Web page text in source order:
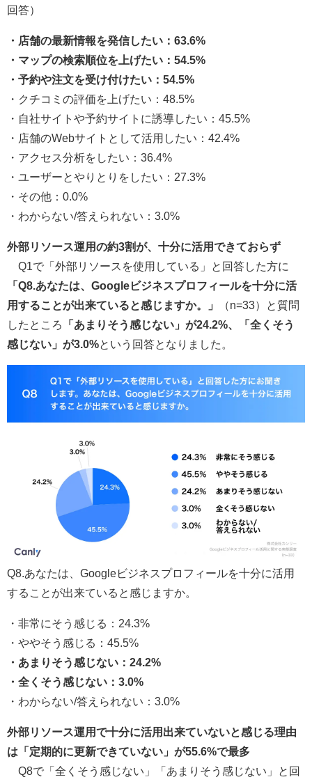
回答）
・店舗の最新情報を発信したい：63.6%
・マップの検索順位を上げたい：54.5%
・予約や注文を受け付けたい：54.5%
・クチコミの評価を上げたい：48.5%
・自社サイトや予約サイトに誘導したい：45.5%
・店舗のWebサイトとして活用したい：42.4%
・アクセス分析をしたい：36.4%
・ユーザーとやりとりをしたい：27.3%
・その他：0.0%
・わからない/答えられない：3.0%
外部リソース運用の約3割が、十分に活用できておらず
Q1で「外部リソースを使用している」と回答した方に
「Q8.あなたは、Googleビジネスプロフィールを十分に活
用することが出来ていると感じますか。」
（n=33）と質問
したところ
「あまりそう感じない」が24.2%、「全くそう
感じない」が3.0%という回答となりました。
Q8.あなたは、Googleビジネスプロフィールを十分に活用
することが出来ていると感じますか。
・非常にそう感じる：24.3%
・ややそう感じる：45.5%
・あまりそう感じない：24.2%
・全くそう感じない：3.0%
・わからない/答えられない：3.0%
外部リソース運用で十分に活用出来ていないと感じる理由
は「定期的に更新できていない」が55.6%で最多
Q8で「全くそう感じない」「あまりそう感じない」と回